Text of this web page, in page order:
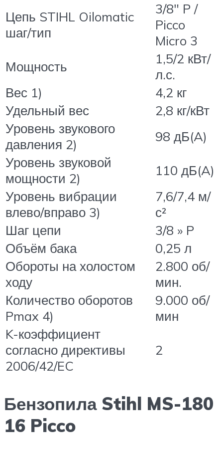
Цепь STIHL Oilomatic
шаг/тип
3/8″ P /
Picco
Micro 3
Мощность
1,5/2 кВт/
л.с.
Вес 1)
4,2 кг
Удельный вес
2,8 кг/кВт
Уровень звукового
давления 2)
98 дБ(A)
Уровень звуковой
мощности 2)
110 дБ(A)
Уровень вибрации
влево/вправо 3)
7,6/7,4 м/
с²
Шаг цепи
3/8 » P
Объём бака
0,25 л
Обороты на холостом
ходу
2.800 об/
мин.
Количество оборотов
Pmax 4)
9.000 об/
мин
K-коэффициент
согласно директивы
2006/42/EC
2
Бензопила Stihl MS-180
16 Picco